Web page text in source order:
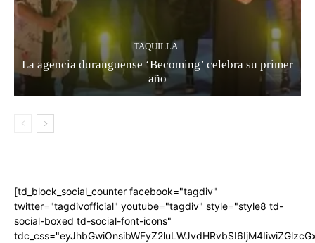
TAQUILLA
La agencia duranguense ‘Becoming’ celebra su primer
año
[td_block_social_counter facebook="tagdiv"
twitter="tagdivofficial" youtube="tagdiv" style="style8 td-
social-boxed td-social-font-icons"